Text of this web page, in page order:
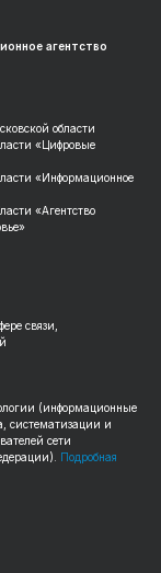
агентство
области
«Цифровые
«Информационное
«Агентство
связи,
(информационные
систематизации и
сети
Подробная